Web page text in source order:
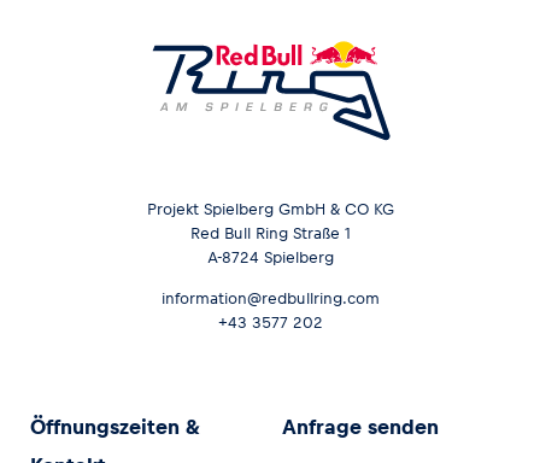
Projekt Spielberg GmbH & CO KG
Red Bull Ring Straße 1
A-8724 Spielberg
information@redbullring.com
+43 3577 202
Öffnungszeiten &
Anfrage senden